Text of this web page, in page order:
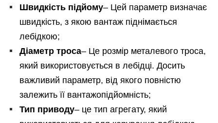
Швидкість підйому– Цей параметр визначає
швидкість, з якою вантаж піднімається
лебідкою;
Діаметр троса– Це розмір металевого троса,
який використовується в лебідці. Досить
важливий параметр, від якого повністю
залежить її вантажопідйомність;
Тип приводу– це тип агрегату, який